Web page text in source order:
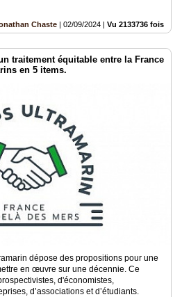
Chaste | 02/09/2024 | Vu 2133736 fois
traitement équitable entre la France
en 5 items.
dépose des propositions pour une
en œuvre sur une décennie. Ce
d'économistes,
d’associations et d’étudiants.